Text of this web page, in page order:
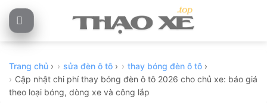
Skip
to
Trang chủ › sửa đèn ô tô › thay bóng đèn ô tô ›
Cập nhật chi phí thay bóng đèn ô tô 2026 cho chủ xe: báo giá
theo loại bóng, dòng xe và công lắp